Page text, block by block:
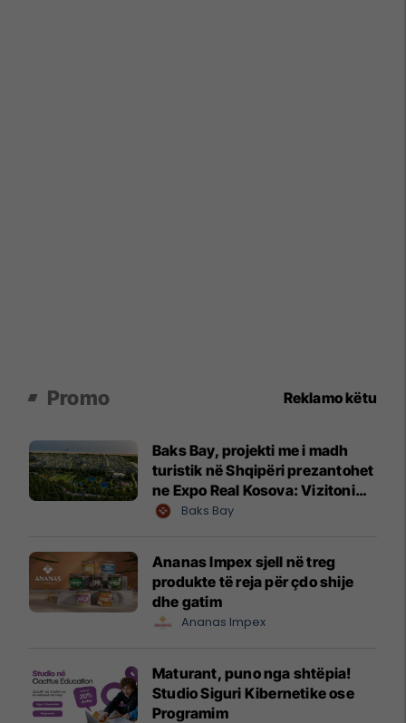
Promo Reklamo këtu
Baks Bay, projekti me i madh
turistik në Shqipëri prezantohet
ne Expo Real Kosova: Vizitoni
shtandin dhe zbuloni
Baks Bay
Ananas Impex sjell në treg
produkte të reja për çdo shije
dhe gatim
Ananas Impex
Maturant, puno nga shtëpia!
Studio Siguri Kibernetike ose
Programim